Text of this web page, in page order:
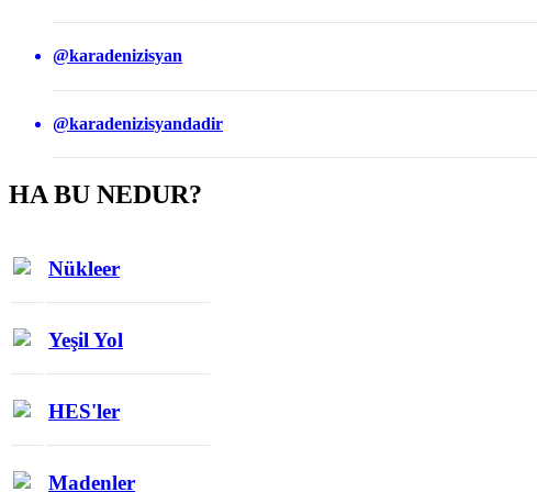
@karadenizisyan
@karadenizisyandadir
HA BU NEDUR?
Nükleer
Yeşil Yol
HES'ler
Madenler